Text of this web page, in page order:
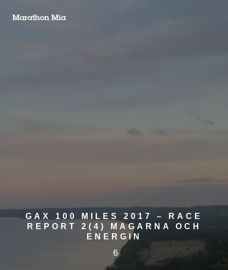
GAX 100 MILES 2017 – RACE
REPORT 2(4) MAGARNA OCH
ENERGIN
6